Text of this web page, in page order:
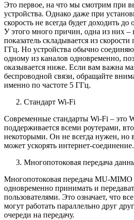
Это первое, на что мы смотрим при
устройства. Однако даже при
скорость не всегда будет доходить
У этого много причин, одна из них –
показатель складывается из
ГГц. Но устройства обычно
одному из каналов одновременно,
оказывается ниже. Если вам важна
беспроводной связи, обращайте
именно по частоте 5 ГГц.
Стандарт Wi-Fi
Современные стандарты Wi-Fi – это
поддерживается всеми роутерами,
некоторыми. Он не всегда нужен, но
может ускорять интернет-соединение.
Многопотоковая передача
Многопотоковая передача MU-MIMO
одновременно принимать и
пользователями. Это означает, что
могут работать параллельно друг
очереди на передачу.